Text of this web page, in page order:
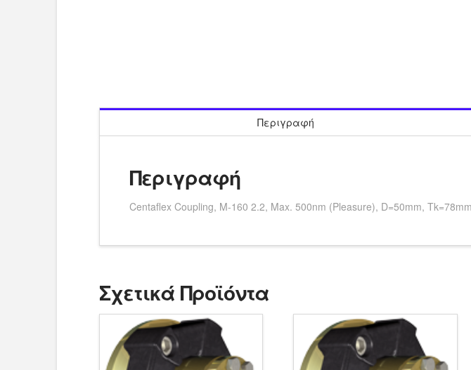
Περιγραφή
Περιγραφή
Centaflex Coupling, M-160 2.2, Max. 500nm (Pleasure), D=50mm,
Σχετικά Προϊόντα